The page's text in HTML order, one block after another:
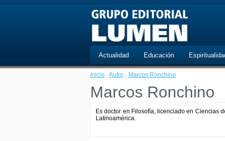
Actualidad Educación
Inicio · Autor · Marcos Ronchino
Marcos Ronchino
Es doctor en Filosofía, licenciado en Ciencias
Latinoamérica.